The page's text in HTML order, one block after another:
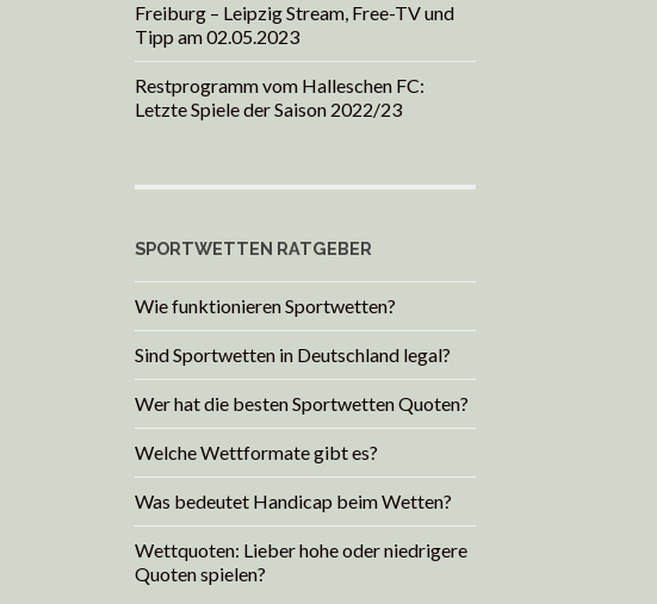
Freiburg – Leipzig Stream, Free-TV und
Tipp am 02.05.2023
Restprogramm vom Halleschen FC:
Letzte Spiele der Saison 2022/23
SPORTWETTEN RATGEBER
Wie funktionieren Sportwetten?
Sind Sportwetten in Deutschland legal?
Wer hat die besten Sportwetten Quoten?
Welche Wettformate gibt es?
Was bedeutet Handicap beim Wetten?
Wettquoten: Lieber hohe oder niedrigere
Quoten spielen?